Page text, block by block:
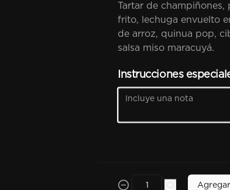
Camarón tempura, palta,
cebollín, cubierto en furikake,
salsa spicy y  crocante de
salmón. (10 cortes).
Parmesan Scallop
cebollín, cubierto en laminas de
Tartar de champiñones,
frito, lechuga envuelto
de arroz, quinua pop,
salsa miso maracuyá.
Instrucciones
Agregar